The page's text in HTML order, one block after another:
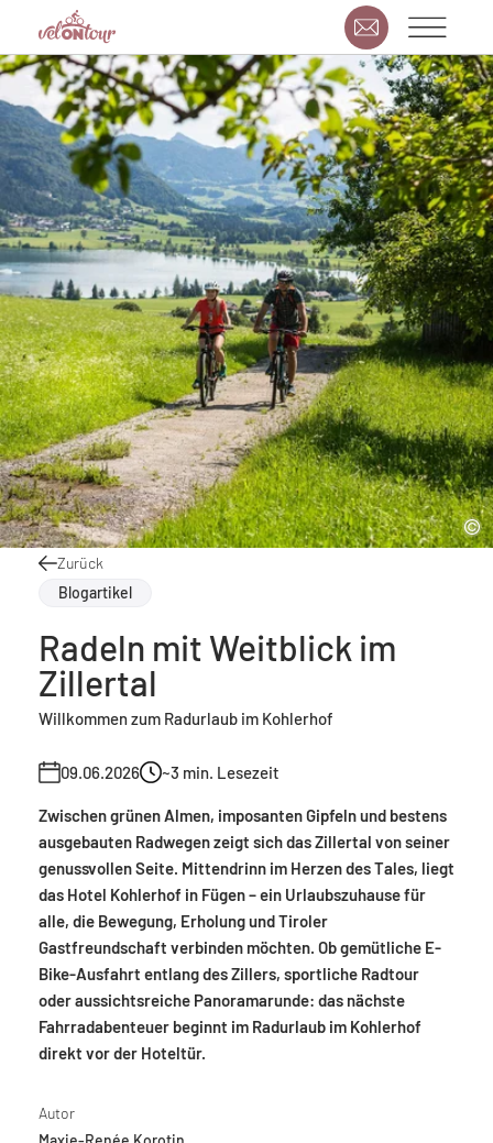
Zurück
Blogartikel
Radeln mit Weitblick im
Zillertal
Willkommen zum Radurlaub im Kohlerhof
09.06.2026 ~3 min. Lesezeit
Zwischen grünen Almen, imposanten Gipfeln und bestens
ausgebauten Radwegen zeigt sich das Zillertal von seiner
genussvollen Seite. Mittendrinn im Herzen des Tales, liegt
das Hotel Kohlerhof in Fügen – ein Urlaubszuhause für
alle, die Bewegung, Erholung und Tiroler
Gastfreundschaft verbinden möchten. Ob gemütliche E-
Bike-Ausfahrt entlang des Zillers, sportliche Radtour
oder aussichtsreiche Panoramarunde: das nächste
Fahrradabenteuer beginnt im Radurlaub im Kohlerhof
direkt vor der Hoteltür.
Autor